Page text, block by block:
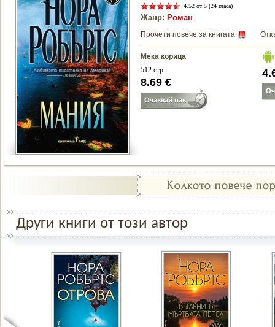
4.52 от 5 (24 гласа)
Жанр: Роман
Прочети повече за книгата
Мека корица
512 стр.
8.69 €
Други книги от този автор